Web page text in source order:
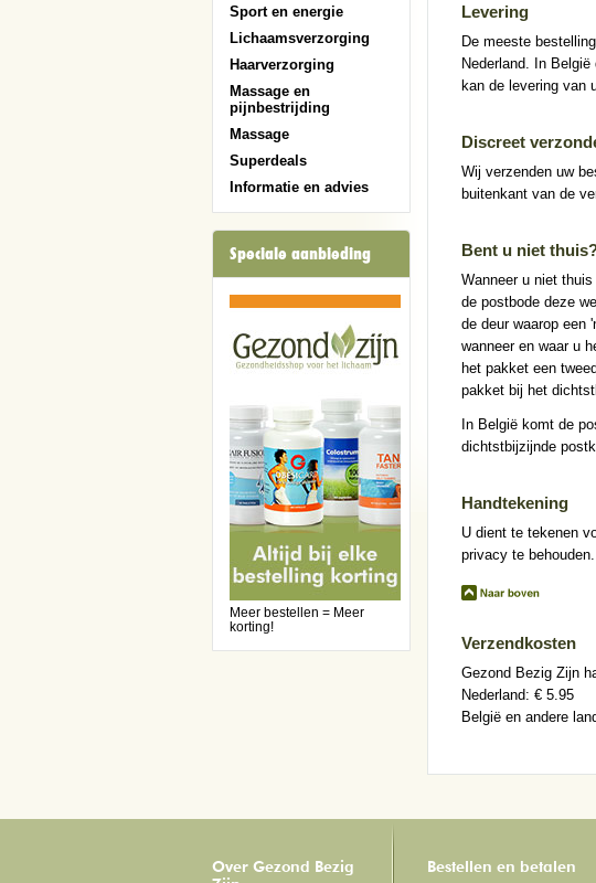
Sport en energie
Lichaamsverzorging
Haarverzorging
Massage en
pijnbestrijding
Massage
Superdeals
Informatie en advies
Speciale aanbieding
Meer bestellen = Meer
korting!
Levering
De meeste
Nederland. In
kan de levering van
Discreet
Wij verzenden uw
buitenkant van de
Bent u niet
Wanneer u niet
de postbode deze
de deur waarop een
wanneer en waar u
het pakket een
pakket bij het
In België komt de
dichtstbijzijnde
Handtekening
U dient te tekenen
privacy te behouden.
Verzendkosten
Gezond Bezig Zijn
Nederland: € 5.95
België en andere
Over Gezond Bezig
Bestellen en betalen